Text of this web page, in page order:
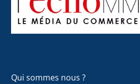
Top
Qui sommes nous ?